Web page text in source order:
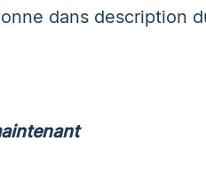
dans description